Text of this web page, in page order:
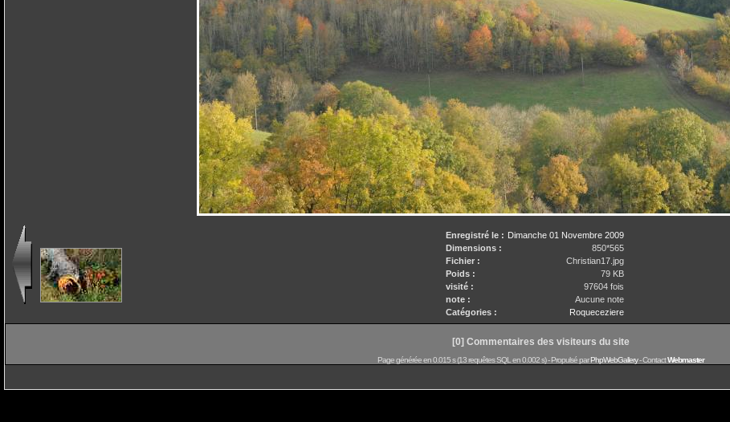
Enregistré le : Dimanche 01 Novembre 2009
Dimensions :
850*565
Fichier :
Christian17.jpg
Poids :
79 KB
visité :
97604 fois
note :
Aucune note
Catégories :
Roqueceziere
[0] Commentaires des visiteurs du site
Page générée en 0.015 s (13 requêtes SQL en 0.002 s) -Propulsé parPhpWebGallery- ContactWebmaster